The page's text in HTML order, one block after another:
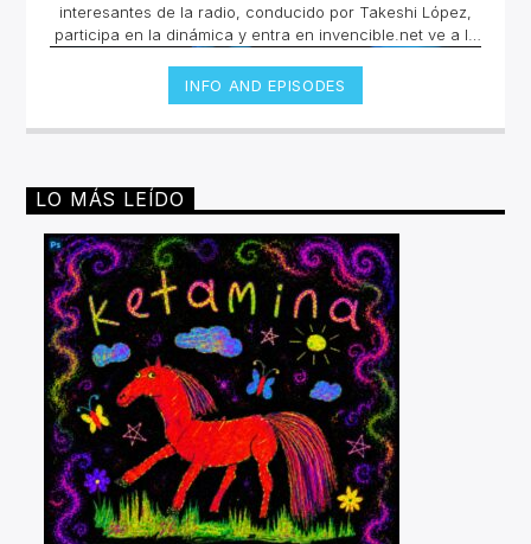
interesantes de la radio, conducido por Takeshi López,
participa en la dinámica y entra en invencible.net ve a la
votar una vez por cada una.Si quieres conocer más de
las canciones y los artistas escucha en vivo la selección
todos los viernes 10pm cada 15 días un playlist
INFO AND EPISODES
LO MÁS LEÍDO